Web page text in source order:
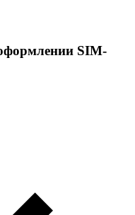
SIM-